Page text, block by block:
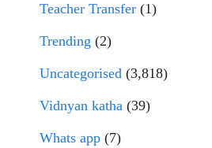
Teacher Transfer (1)
Trending (2)
Uncategorised (3,818)
Vidnyan katha (39)
Whats app (7)